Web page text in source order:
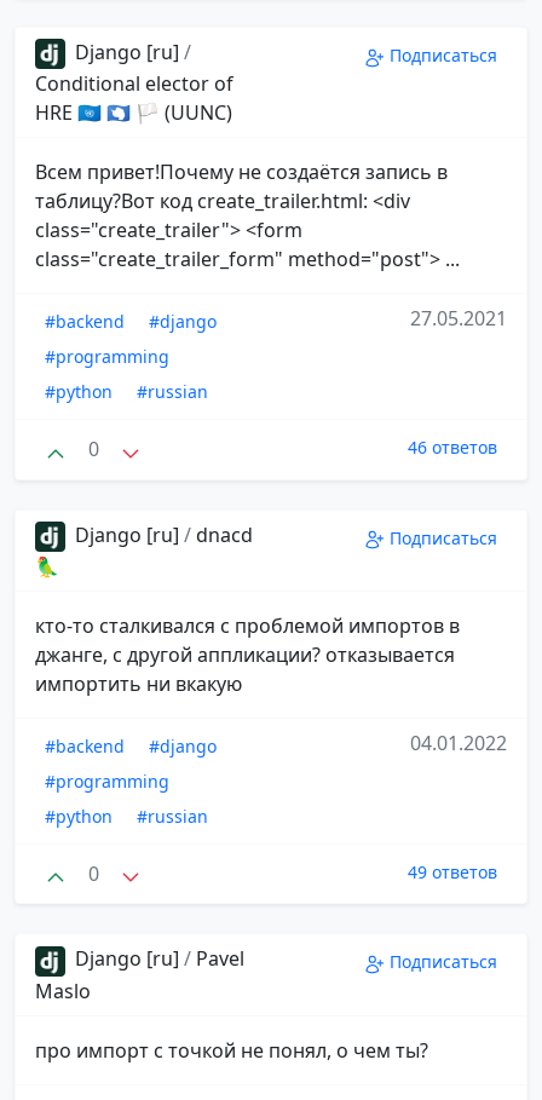
Django [ru] /
Conditional elector of
HRE 🇺🇳 🇦🇶 🏳 (UUNC)
Подписаться
Всем привет!Почему не создаётся запись в
таблицу?Вот код create_trailer.html: <div
class="create_trailer"> <form
class="create_trailer_form" method="post"> ...
#backend
#django
#programming
#python
#russian
27.05.2021
0 46 ответов
Django [ru] /dnacd
🦜
Подписаться
кто-то сталкивался с проблемой импортов в
джанге, с другой аппликации? отказывается
импортить ни вкакую
#backend
#django
#programming
#python
#russian
04.01.2022
0 49 ответов
Django [ru] / Pavel
Maslo
Подписаться
про импорт с точкой не понял, о чем ты?